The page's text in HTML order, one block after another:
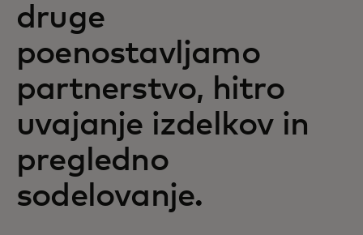
druge
poenostavljamo
partnerstvo, hitro
uvajanje izdelkov in
pregledno
sodelovanje.